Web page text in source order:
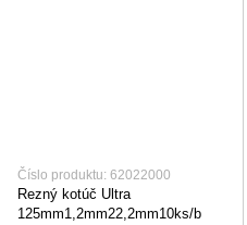
Číslo produktu: 62022000
Rezný kotúč Ultra
125mm1,2mm22,2mm10ks/b